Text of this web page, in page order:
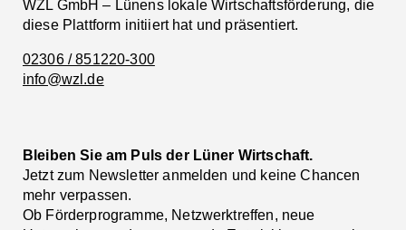
WZL GmbH – Lünens lokale Wirtschaftsförderung, die
diese Plattform initiiert hat und präsentiert.
02306 / 851220-300
info@wzl.de
Bleiben Sie am Puls der Lüner Wirtschaft.
Jetzt zum Newsletter anmelden und keine Chancen
mehr verpassen.
Ob Förderprogramme, Netzwerktreffen, neue